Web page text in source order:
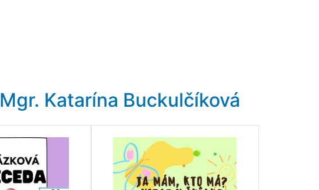
Mgr. Katarína Buckulčíková